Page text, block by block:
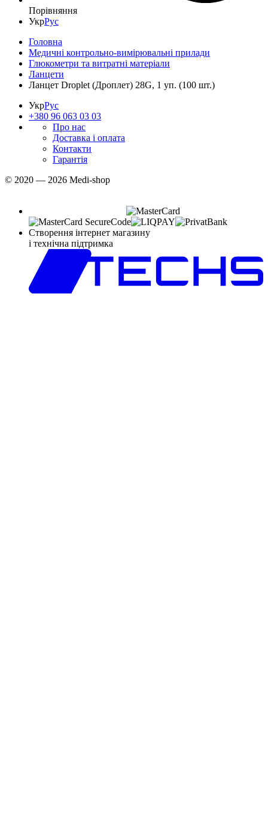
Порівняння
УкрРус
Головна
Медичні контрольно-вимірювальні прилади
Глюкометри та витратні матеріали
Ланцети
Ланцет Droplet (Дроплет) 28G, 1 уп. (100 шт.)
УкрРус
+380 96 063 03 03
Про нас
Доставка і оплата
Контакти
Гарантія
© 2020 — 2026 Medi-shop
Створення інтернет магазину
і технічна підтримка